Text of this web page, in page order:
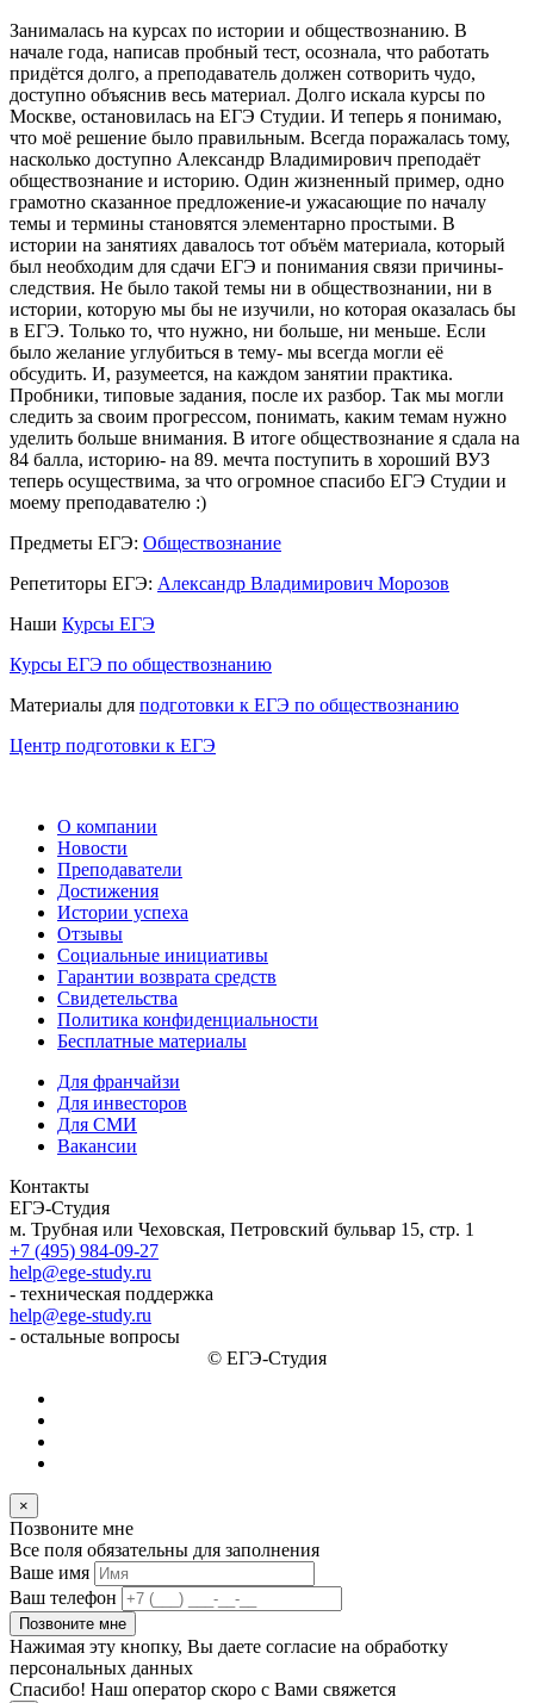
Занималась на курсах по истории и обществознанию. В
начале года, написав пробный тест, осознала, что работать
придётся долго, а преподаватель должен сотворить чудо,
доступно объяснив весь материал. Долго искала курсы по
Москве, остановилась на ЕГЭ Студии. И теперь я понимаю,
что моё решение было правильным. Всегда поражалась тому,
насколько доступно Александр Владимирович преподаёт
обществознание и историю. Один жизненный пример, одно
грамотно сказанное предложение-и ужасающие по началу
темы и термины становятся элементарно простыми. В
истории на занятиях давалось тот объём материала, который
был необходим для сдачи ЕГЭ и понимания связи причины-
следствия. Не было такой темы ни в обществознании, ни в
истории, которую мы бы не изучили, но которая оказалась бы
в ЕГЭ. Только то, что нужно, ни больше, ни меньше. Если
было желание углубиться в тему- мы всегда могли её
обсудить. И, разумеется, на каждом занятии практика.
Пробники, типовые задания, после их разбор. Так мы могли
следить за своим прогрессом, понимать, каким темам нужно
уделить больше внимания. В итоге обществознание я сдала на
84 балла, историю- на 89. мечта поступить в хороший ВУЗ
теперь осуществима, за что огромное спасибо ЕГЭ Студии и
моему преподавателю :)
Предметы ЕГЭ: Обществознание
Репетиторы ЕГЭ: Александр Владимирович Морозов
Наши Курсы ЕГЭ
Курсы ЕГЭ по обществознанию
Материалы для подготовки к ЕГЭ по обществознанию
Центр подготовки к ЕГЭ
О компании
Новости
Преподаватели
Достижения
Истории успеха
Отзывы
Социальные инициативы
Гарантии возврата средств
Свидетельства
Политика конфиденциальности
Бесплатные материалы
Для франчайзи
Для инвесторов
Для СМИ
Вакансии
Контакты
ЕГЭ-Студия
м. Трубная или Чеховская, Петровский бульвар 15, стр. 1
+7 (495) 984-09-27
help@ege-study.ru
- техническая поддержка
help@ege-study.ru
- остальные вопросы
© ЕГЭ-Студия
×
Позвоните мне
Все поля обязательны для заполнения
Ваше имя
Ваш телефон
Позвоните мне
Нажимая эту кнопку, Вы даете согласие на обработку
персональных данных
Спасибо! Наш оператор скоро с Вами свяжется